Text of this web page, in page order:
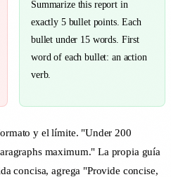
Summarize this report in
exactly 5 bullet points. Each
bullet under 15 words. First
word of each bullet: an action
verb.
y el límite. "Under 200
maximum." La propia guía
concisa, agrega "Provide concise,